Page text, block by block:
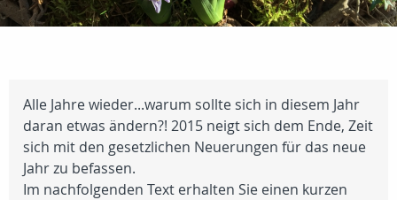
Alle Jahre wieder...warum sollte sich in diesem Jahr
daran etwas ändern?! 2015 neigt sich dem Ende, Zeit
sich mit den gesetzlichen Neuerungen für das neue
Jahr zu befassen.
Im nachfolgenden Text erhalten Sie einen kurzen